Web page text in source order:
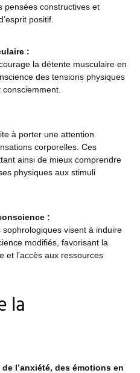
pensées constructives et
positif.
:
la détente musculaire en
des tensions physiques
à porter une attention
corporelles. Ces
ainsi de mieux comprendre
physiques aux stimuli
:
sophrologiques visent à induire
modifiés, favorisant la
et l’accès aux ressources
la
l’anxiété, des émotions en